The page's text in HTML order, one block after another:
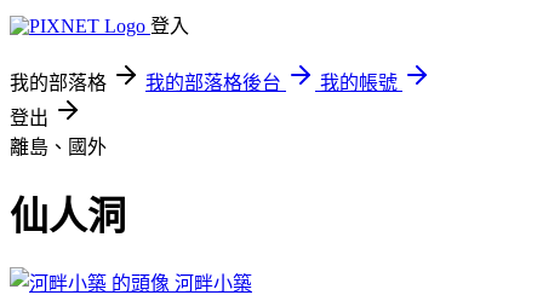
登入
我的部落格 我的部落格後台
我的帳號
登出
離島、國外
仙人洞
河畔小築